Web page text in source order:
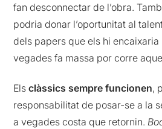
fan desconnectar de l’obra.
podria donar l’oportunitat al
dels papers que els hi
vegades fa massa por corre
Elsclàssics sempre funcionen,
responsabilitat de posar-se a la
a vegades costa que retornin.